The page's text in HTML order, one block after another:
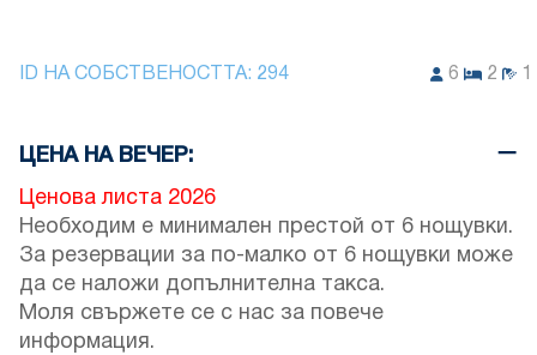
ID НА СОБСТВЕНОСТТА: 294 6 2
ЦЕНА НА ВЕЧЕР:
Ценова листа 2026
Необходим е минимален престой от 6 нощувки.
За резервации за по-малко от 6 нощувки може
да се наложи допълнителна такса.
Моля свържете се с нас за повече
информация.